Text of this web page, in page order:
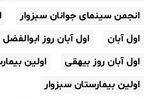
انجمن سینمای جوانان سبزوار
اول آبان
اول آبان روز
اول آبان روز بیهقی
اولین
اولین بیمارستان سبزوار